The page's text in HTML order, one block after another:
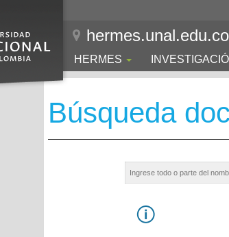
hermes.unal.edu.co
HERMES
Búsqueda